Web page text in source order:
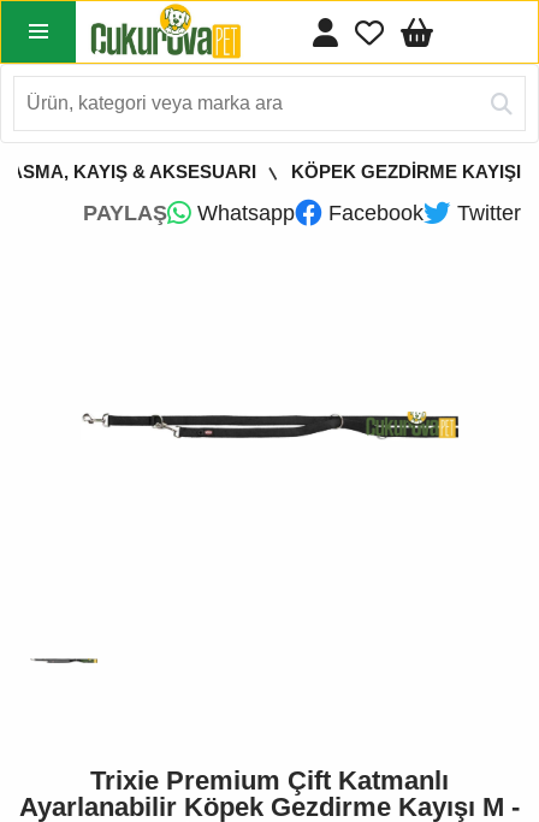
KAYIŞ & AKSESUARI KÖPEK GEZDİRME KAYIŞI
PAYLAŞ Whatsapp Facebook Twitter
Trixie Premium Çift Katmanlı
Ayarlanabilir Köpek Gezdirme Kayışı M -